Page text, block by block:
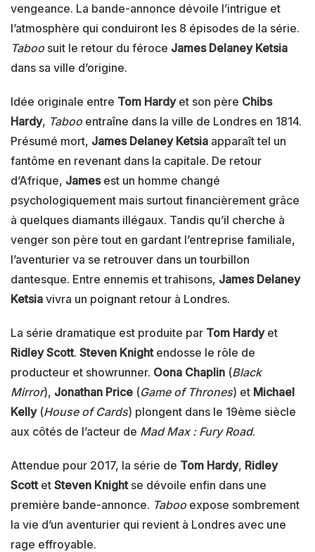
vengeance. La bande-annonce dévoile l’intrigue et
l’atmosphère qui conduiront les 8 épisodes de la série.
Taboosuit le retour du féroce James Delaney Ketsia
dans sa ville d’origine.
Idée originale entre Tom Hardyet son père Chibs
Hardy, Tabooentraîne dans la ville de Londres en 1814.
Présumé mort, James Delaney Ketsia apparaît tel un
fantôme en revenant dans la capitale. De retour
d’Afrique, Jamesest un homme changé
psychologiquement mais surtout financièrement grâce
à quelques diamants illégaux. Tandis qu’il cherche à
venger son père tout en gardant l’entreprise familiale,
l’aventurier va se retrouver dans un tourbillon
dantesque. Entre ennemis et trahisons, James Delaney
Ketsia vivra un poignant retour à Londres.
La série dramatique est produite par Tom Hardyet
Ridley Scott. Steven Knightendosse le rôle de
producteur et showrunner. Oona Chaplin (Black
Mirror), Jonathan Price (Game of Thrones) et Michael
Kelly(House of Cards) plongent dans le 19ème siècle
aux côtés de l’acteur de Mad Max : Fury Road.
Attendue pour 2017, la série de Tom Hardy, Ridley
Scottet Steven Knightse dévoile enfin dans une
première bande-annonce. Tabooexpose sombrement
la vie d’un aventurier qui revient à Londres avec une
rage effroyable.